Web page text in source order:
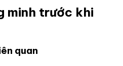
minh trước khi
quan